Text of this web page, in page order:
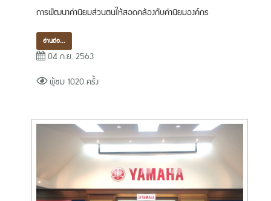
การพัฒนาค่านิยมส่วนตนให้สอดคล้องกับค่านิยมองค์กร
อ่านต่อ...
04 ก.ย. 2563
ผู้ชม 1020 ครั้ง